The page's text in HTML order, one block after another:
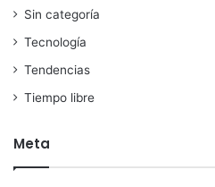
Sin categoría
Tecnología
Tendencias
Tiempo libre
Meta